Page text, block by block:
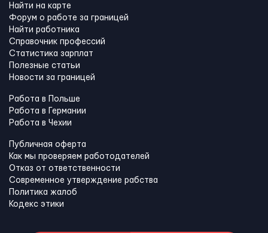
Найти на карте
Форум о работе за границей
Найти работника
Справочник профессий
Статистика зарплат
Полезные статьи
Новости за границей
Работа в Польше
Работа в Германии
Работа в Чехии
Публичная оферта
Как мы проверяем работодателей
Отказ от ответственности
Современное утверждение рабства
Политика жалоб
Кодекс этики